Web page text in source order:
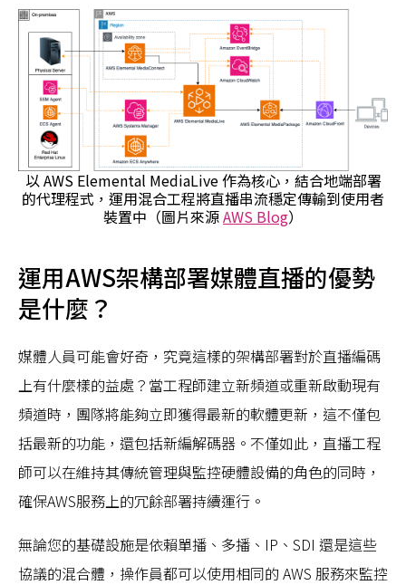
以 AWS Elemental MediaLive 作為核心，結合地端部署
的代理程式，運用混合工程將直播串流穩定傳輸到使用者
裝置中（圖片來源AWS Blog）
運用AWS架構部署媒體直播的優勢
是什麼？
媒體人員可能會好奇，究竟這樣的架構部署對於直播編碼
上有什麼樣的益處？當工程師建立新頻道或重新啟動現有
頻道時，團隊將能夠立即獲得最新的軟體更新，這不僅包
括最新的功能，還包括新編解碼器。不僅如此，直播工程
師可以在維持其傳統管理與監控硬體設備的角色的同時，
確保AWS服務上的冗餘部署持續運行。
無論您的基礎設施是依賴單播、多播、IP、SDI 還是這些
協議的混合體，操作員都可以使用相同的 AWS 服務來監控